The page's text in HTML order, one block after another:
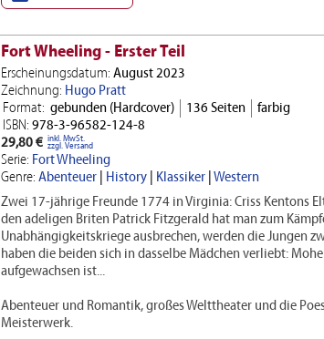
Fort Wheeling - Erster Teil
Erscheinungsdatum: August 2023
Zeichnung: Hugo Pratt
Format: gebunden (Hardcover) 136 Seiten
farbig
ISBN: 978-3-96582-124-8
29,80 € inkl. MwSt.
zzgl. Versand
Serie: Fort Wheeling
Genre: Abenteuer History Klassiker Western
Zwei 17-jährige Freunde 1774 in Virginia: Criss Kentons
den adeligen Briten Patrick Fitzgerald hat man zum
Unabhängigkeitskriege ausbrechen, werden die Jungen
haben die beiden sich in dasselbe Mädchen verliebt:
aufgewachsen ist...
Abenteuer und Romantik, großes Welttheater und die
Meisterwerk.